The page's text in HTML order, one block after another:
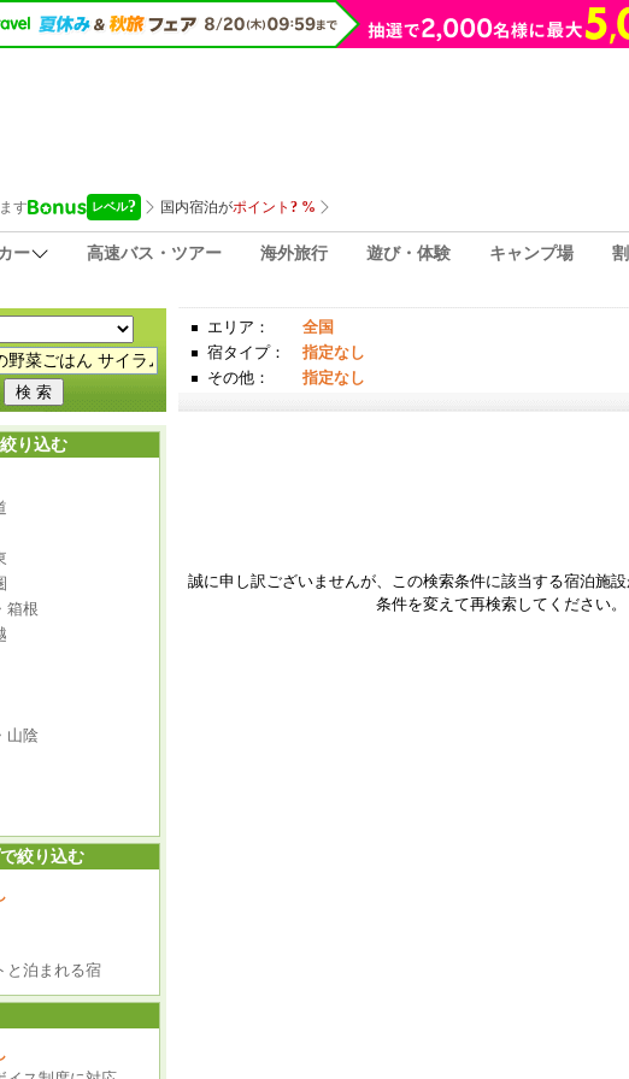
ー 高速バス・ツアー 海外旅行 遊び・体験 キャンプ場
エリア：
全国
宿タイプ：
指定なし
その他：
指定なし
り込む
箱根
山陰
絞り込む
と泊まれる宿
誠に申し訳ございませんが、この検索条件に該当する宿泊施設
条件を変えて再検索してください。